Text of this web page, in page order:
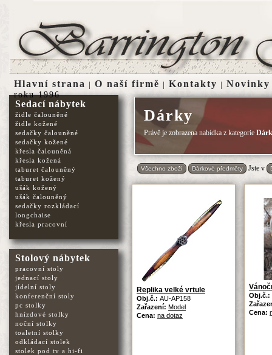
Dárky
Právě je zobrazena nabídka z kategorie
Všechno zboží Dárkové předměty Jste v
Replika velké vrtule
Obj.č.: AU-AP158
Zařazení: Model
Cena: na dotaz
Obj.č.:
Cena:
Sedací nábytek
židle čalouněné
židle kožené
sedačky čalouněné
sedačky kožené
křesla čalouněná
křesla kožená
taburet čalouněný
taburet kožený
ušák kožený
ušák čalouněný
sedačky rozkládací
longchaise
křesla pracovní
Stolový nábytek
pracovní stoly
jednací stoly
jídelní stoly
konferenční stoly
pc stolky
hnízdové stolky
noční stolky
toaletní stolky
odkládací stolek
stolek pod tv a hi-fi
Hlavní strana | O naší firmě | Kontakty | Novinky
roku 1996